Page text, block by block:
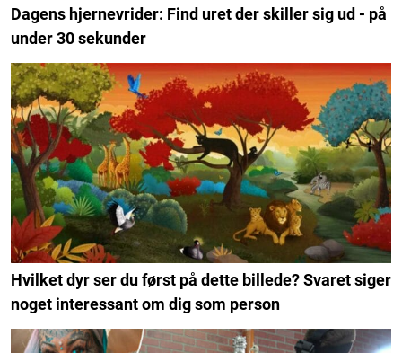
Dagens hjernevrider: Find uret der skiller sig ud - på
under 30 sekunder
Hvilket dyr ser du først på dette billede? Svaret siger
noget interessant om dig som person